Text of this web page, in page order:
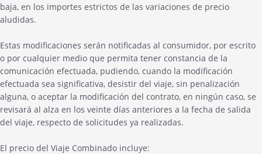
baja, en los importes estrictos de las variaciones de precio
aludidas.
Estas modificaciones serán notificadas al consumidor, por escrito
o por cualquier medio que permita tener constancia de la
comunicación efectuada, pudiendo, cuando la modificación
efectuada sea significativa, desistir del viaje, sin penalización
alguna, o aceptar la modificación del contrato, en ningún caso, se
revisará al alza en los veinte días anteriores a la fecha de salida
del viaje, respecto de solicitudes ya realizadas.
El precio del Viaje Combinado incluye: